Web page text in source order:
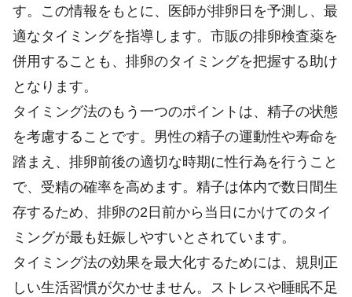
す。この情報をもとに、医師が排卵日を予測し、最
適なタイミングを指導します。市販の排卵検査薬を
併用することも、排卵のタイミングを把握する助け
となります。
タイミング法のもう一つのポイントは、精子の状態
を考慮することです。男性の精子の運動性や寿命を
踏まえ、排卵前後の適切な時期に性行為を行うこと
で、受精の確率を高めます。精子は体内で数日間生
存するため、排卵の2日前から当日にかけてのタイ
ミングが最も妊娠しやすいとされています。
タイミング法の効果を最大化するためには、規則正
しい生活習慣が欠かせません。ストレスや睡眠不足